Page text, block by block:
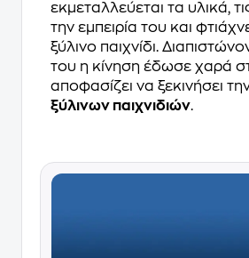
εκμεταλλεύεται τα υλικά,
την εμπειρία του και
ξύλινο παιχνίδι.
του η κίνηση έδωσε χαρά
αποφασίζει να ξεκινήσει
ξύλινων παιχνιδιών.